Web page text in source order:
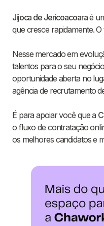
Jijoca de Jericoacoaraé
que cresce rapidamente.
Nesse mercado em
talentos para o seu
oportunidade aberta no
agência de recrutamento
É para apoiar você que a
o fluxo de contratação
os melhores candidatos e